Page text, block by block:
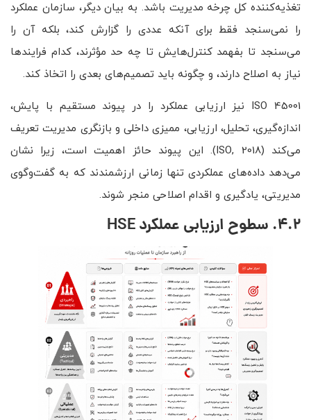
تغذیه‌کننده کل چرخه مدیریت باشد. به بیان دیگر، سازمان عملکرد
را نمی‌سنجد فقط برای آنکه عددی را گزارش کند، بلکه آن را
می‌سنجد تا بفهمد کنترل‌هایش تا چه حد مؤثرند، کدام فرایندها
نیاز به اصلاح دارند، و چگونه باید تصمیم‌های بعدی را اتخاذ کند.
ISO 45001 نیز ارزیابی عملکرد را در پیوند مستقیم با پایش،
اندازه‌گیری، تحلیل، ارزیابی، ممیزی داخلی و بازنگری مدیریت تعریف
می‌کند (ISO, 2018). این پیوند حائز اهمیت است، زیرا نشان
می‌دهد داده‌های عملکردی تنها زمانی ارزشمندند که به گفت‌وگوی
مدیریتی، یادگیری و اقدام اصلاحی منجر شوند.
4.2. سطوح ارزیابی عملکرد HSE